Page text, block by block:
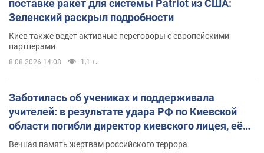
поставке ракет для системы Patriot из США:
Зеленский раскрыл подробности
Киев также ведет активные переговоры с европейскими
партнерами
8.08.2026 14:08 1,1 т.
Заботилась об учениках и поддерживала
учителей: в результате удара РФ по Киевской
области погибли директор киевского лицея, её
муж и внук
Вечная память жертвам российского террора